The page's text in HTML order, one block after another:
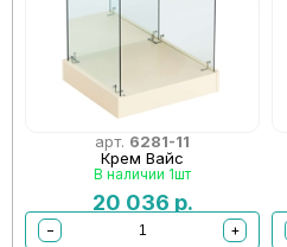
арт. 6281-11
Крем Вайс
В наличии 1шт
20 036 р.
−
+